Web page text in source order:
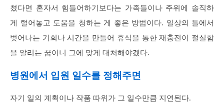
쳤다면 혼자서 힘들어하기보다는 가족들이나 주위에 솔직하
게 털어놓고 도움을 청하는 게 좋은 방법이다. 일상의 틀에서
벗어나는 기회나 시간을 만들어 휴식을 통한 재충전이 절실함
을 알리는 꿈이니 그에 맞게 대처해야겠다.
병원에서 입원 일수를 정해주면
자기 일의 계획이나 작품 따위가 그 일수만큼 지연된다.